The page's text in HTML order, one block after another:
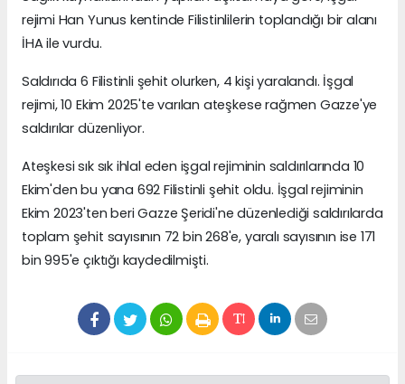
rejimi Han Yunus kentinde Filistinlilerin toplandığı bir alanı
İHA ile vurdu.
Saldırıda 6 Filistinli şehit olurken, 4 kişi yaralandı. İşgal
rejimi, 10 Ekim 2025'te varılan ateşkese rağmen Gazze'ye
saldırılar düzenliyor.
Ateşkesi sık sık ihlal eden işgal rejiminin saldırılarında 10
Ekim'den bu yana 692 Filistinli şehit oldu. İşgal rejiminin
Ekim 2023'ten beri Gazze Şeridi'ne düzenlediği saldırılarda
toplam şehit sayısının 72 bin 268'e, yaralı sayısının ise 171
bin 995'e çıktığı kaydedilmişti.